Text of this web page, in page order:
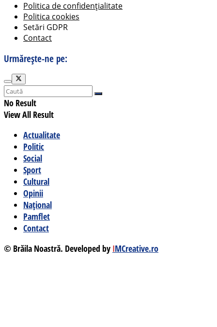
Politica de confidențialitate
Politica cookies
Setări GDPR
Contact
Urmărește-ne pe:
No Result
View All Result
Actualitate
Politic
Social
Sport
Cultural
Opinii
Național
Pamflet
Contact
© Brăila Noastră. Developed by IMCreative.ro